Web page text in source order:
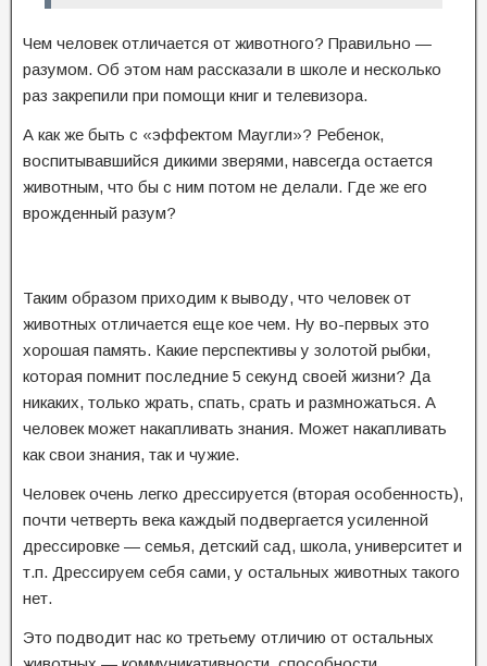
Чем человек отличается от животного? Правильно —
разумом. Об этом нам рассказали в школе и несколько
раз закрепили при помощи книг и телевизора.
А как же быть с «эффектом Маугли»? Ребенок,
воспитывавшийся дикими зверями, навсегда остается
животным, что бы с ним потом не делали. Где же его
врожденный разум?
Таким образом приходим к выводу, что человек от
животных отличается еще кое чем. Ну во-первых это
хорошая память. Какие перспективы у золотой рыбки,
которая помнит последние 5 секунд своей жизни? Да
никаких, только жрать, спать, срать и размножаться. А
человек может накапливать знания. Может накапливать
как свои знания, так и чужие.
Человек очень легко дрессируется (вторая особенность),
почти четверть века каждый подвергается усиленной
дрессировке — семья, детский сад, школа, университет и
т.п. Дрессируем себя сами, у остальных животных такого
нет.
Это подводит нас ко третьему отличию от остальных